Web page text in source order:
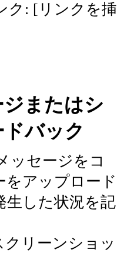
ク: [リンクを挿
またはシ
バック
ッセージをコ
をアップロード
生した状況を記
クリーンショッ